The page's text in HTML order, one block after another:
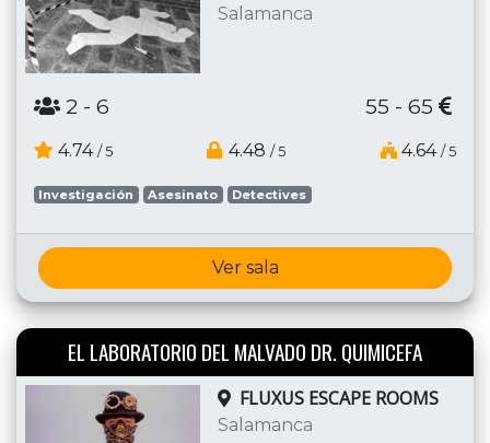
Salamanca
2 - 6 55 - 65
4.74 / 5 4.48 / 5 4.64 / 5
Investigación Asesinato Detectives
Ver sala
EL LABORATORIO DEL MALVADO DR. QUIMICEFA
FLUXUS ESCAPE ROOMS
Salamanca